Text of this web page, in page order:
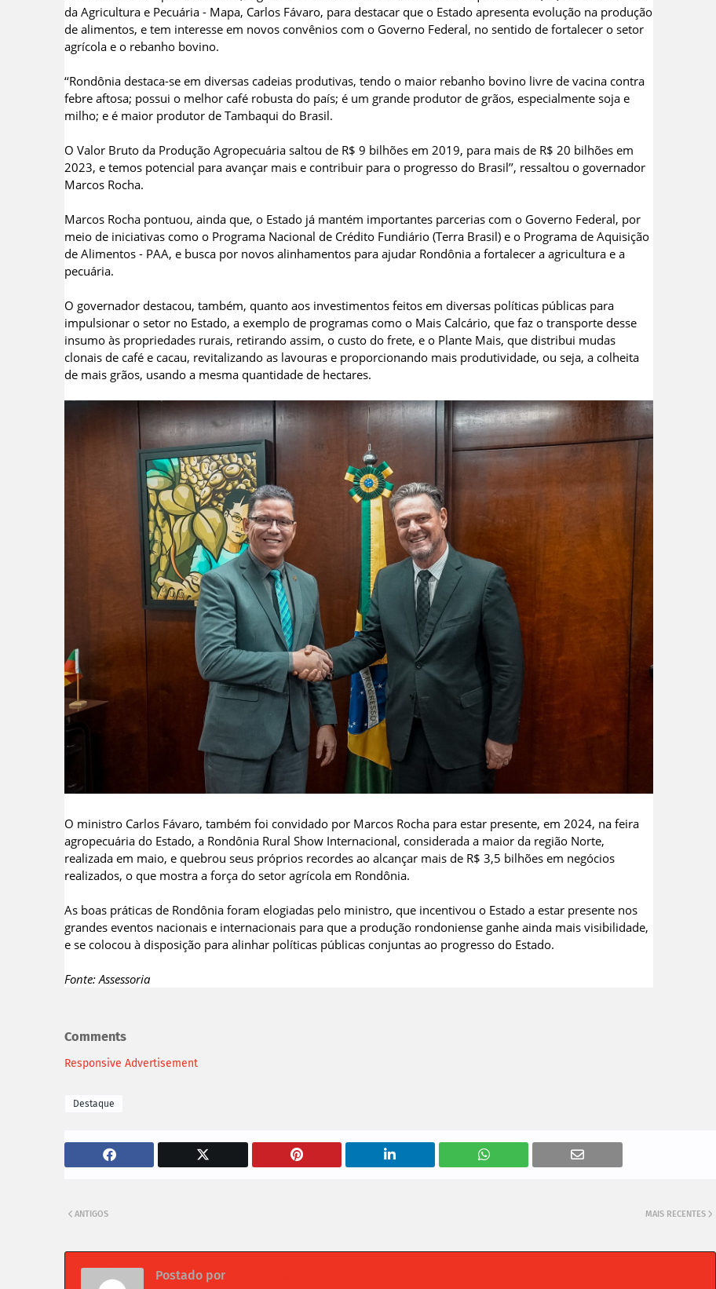
da Agricultura e Pecuária - Mapa, Carlos Fávaro, para destacar que o Estado apresenta evolução na produção
de alimentos, e tem interesse em novos convênios com o Governo Federal, no sentido de fortalecer o setor
agrícola e o rebanho bovino.
‘‘Rondônia destaca-se em diversas cadeias produtivas, tendo o maior rebanho bovino livre de vacina contra
febre aftosa; possui o melhor café robusta do país; é um grande produtor de grãos, especialmente soja e
milho; e é maior produtor de Tambaqui do Brasil.
O Valor Bruto da Produção Agropecuária saltou de R$ 9 bilhões em 2019, para mais de R$ 20 bilhões em
2023, e temos potencial para avançar mais e contribuir para o progresso do Brasil’’, ressaltou o governador
Marcos Rocha.
Marcos Rocha pontuou, ainda que, o Estado já mantém importantes parcerias com o Governo Federal, por
meio de iniciativas como o Programa Nacional de Crédito Fundiário (Terra Brasil) e o Programa de Aquisição
de Alimentos - PAA, e busca por novos alinhamentos para ajudar Rondônia a fortalecer a agricultura e a
pecuária.
O governador destacou, também, quanto aos investimentos feitos em diversas políticas públicas para
impulsionar o setor no Estado, a exemplo de programas como o Mais Calcário, que faz o transporte desse
insumo às propriedades rurais, retirando assim, o custo do frete, e o Plante Mais, que distribui mudas
clonais de café e cacau, revitalizando as lavouras e proporcionando mais produtividade, ou seja, a colheita
de mais grãos, usando a mesma quantidade de hectares.
O ministro Carlos Fávaro, também foi convidado por Marcos Rocha para estar presente, em 2024, na feira
agropecuária do Estado, a Rondônia Rural Show Internacional, considerada a maior da região Norte,
realizada em maio, e quebrou seus próprios recordes ao alcançar mais de R$ 3,5 bilhões em negócios
realizados, o que mostra a força do setor agrícola em Rondônia.
As boas práticas de Rondônia foram elogiadas pelo ministro, que incentivou o Estado a estar presente nos
grandes eventos nacionais e internacionais para que a produção rondoniense ganhe ainda mais visibilidade,
e se colocou à disposição para alinhar políticas públicas conjuntas ao progresso do Estado.
Fonte: Assessoria
Comments
Responsive Advertisement
Destaque
MAIS RECENTES
ANTIGOS
Postado por